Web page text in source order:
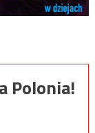
Polonia!